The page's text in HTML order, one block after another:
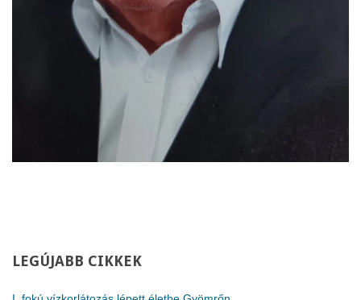
LEGÚJABB CIKKEK